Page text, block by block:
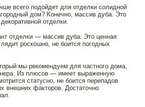
всего подойдет для отделки солидной
дом? Конечно, массив дуба. Это
отделки.
отделки — массив дуба. Это ценная
роскошно, не боится погодных
мы рекомендуем для частного дома,
Из плюсов — имеет выраженную
статусно, не боится перепадов
внешних факторов. Достаточно